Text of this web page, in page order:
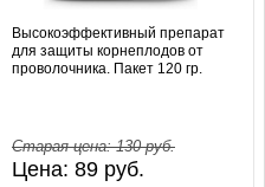
Высокоэффективный препарат
для защиты корнеплодов от
проволочника. Пакет 120 гр.
Старая цена:130руб.
Цена: 89 руб.